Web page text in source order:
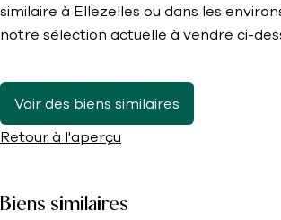
similaire à Ellezelles ou dans les
notre sélection actuelle à vendre ci-
Voir des biens similaires
Retour à l'aperçu
Biens similaires